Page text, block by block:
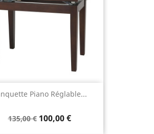
Piano Réglable...
135,00 € 100,00 €